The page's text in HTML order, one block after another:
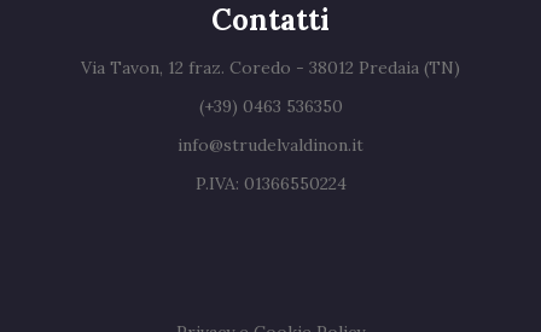
Contatti
Via Tavon, 12 fraz. Coredo - 38012 Predaia (TN)
(+39) 0463 536350
info@strudelvaldinon.it
P.IVA: 01366550224